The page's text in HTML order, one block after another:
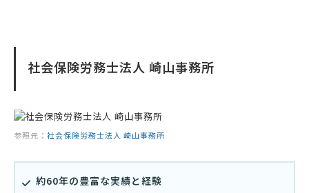
社会保険労務士法人 崎山事務所
参照元： 社会保険労務士法人 崎山事務所
約60年の豊富な実績と経験